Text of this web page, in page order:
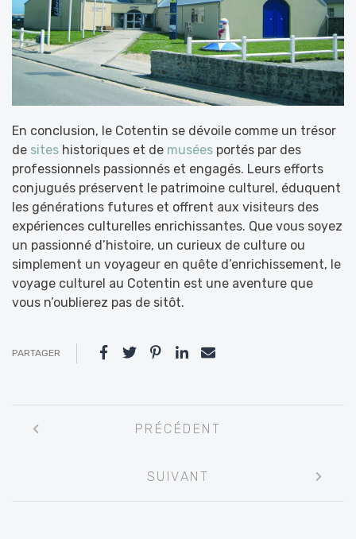
En conclusion, le Cotentin se dévoile comme un trésor
de sites historiques et de musées portés par des
professionnels passionnés et engagés. Leurs efforts
conjugués préservent le patrimoine culturel, éduquent
les générations futures et offrent aux visiteurs des
expériences culturelles enrichissantes. Que vous soyez
un passionné d’histoire, un curieux de culture ou
simplement un voyageur en quête d’enrichissement, le
voyage culturel au Cotentin est une aventure que
vous n’oublierez pas de sitôt.
PARTAGER
entre
PRÉCÉDENT
SUIVANT